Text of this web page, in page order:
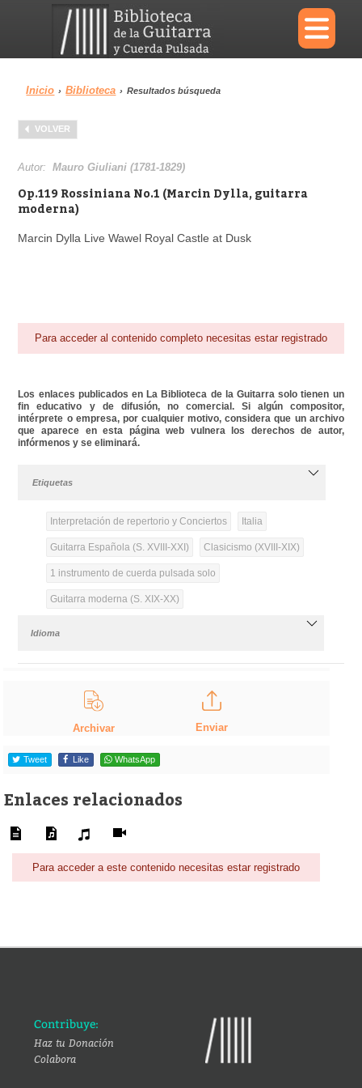
×
Menu
Biblioteca
Área personal
Inicio › Biblioteca › Resultados búsqueda
VOLVER
Autor:Mauro Giuliani (1781-1829)
Op.119 Rossiniana No.1 (Marcin Dylla, guitarra
moderna)
Marcin Dylla Live Wawel Royal Castle at Dusk
Para acceder al contenido completo necesitas estar registrado
Los enlaces publicados en La Biblioteca de la Guitarra solo tienen un
fin educativo y de difusión, no comercial. Si algún compositor,
intérprete o empresa, por cualquier motivo, considera que un archivo
que aparece en esta página web vulnera los derechos de autor,
infórmenos y se eliminará.
Etiquetas
Interpretación de repertorio y Conciertos Italia
Guitarra Española (S. XVIII-XXI) Clasicismo (XVIII-XIX)
1 instrumento de cuerda pulsada solo
Guitarra moderna (S. XIX-XX)
Idioma
Archivar Enviar
Tweet Like WhatsApp
Enlaces relacionados
Para acceder a este contenido necesitas estar registrado
Contribuye:
Haz tu Donación
Colabora